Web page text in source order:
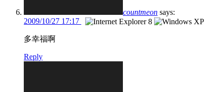
countmeon says:
2009/10/27 17:17
多幸福啊
Reply